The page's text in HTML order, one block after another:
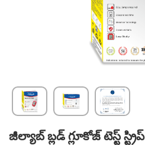
జీల్యాబ్ బ్లడ్ గ్లూకోజ్ టెస్ట్ స్ట్రిప్